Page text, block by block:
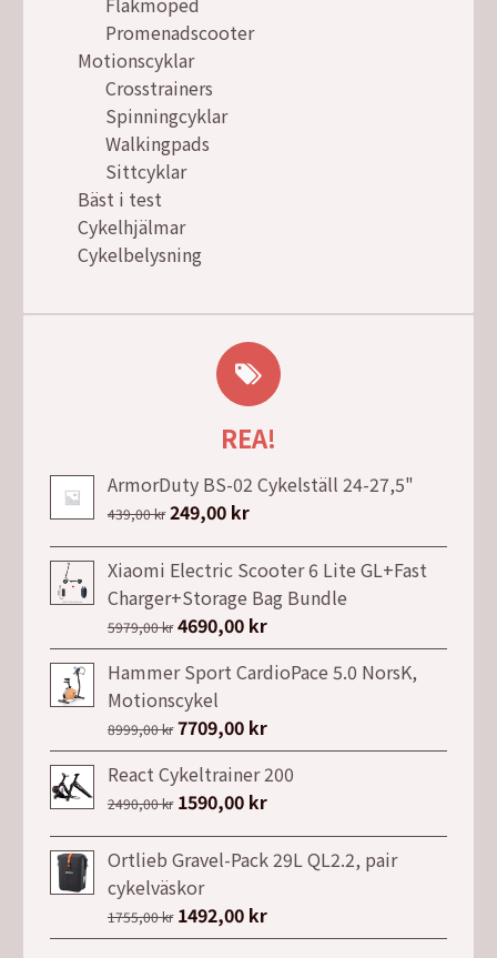
Promenadscooter
Motionscyklar
Crosstrainers
Spinningcyklar
Walkingpads
Sittcyklar
Bäst i test
Cykelhjälmar
Cykelbelysning
REA!
ArmorDuty BS-02 Cykelställ 24-27,5"
439,00kr Det
ursprungliga
priset
var:
439,00 kr.
249,00 krDet
nuvarande
priset
är:
249,00 kr.
Xiaomi Electric Scooter 6 Lite GL+Fast
Charger+Storage Bag Bundle
5979,00kr Det
ursprungliga
priset
var:
5979,00 kr.
4690,00 krDet
nuvarande
priset
4690,00 kr.
Hammer Sport CardioPace 5.0 NorsK,
Motionscykel
8999,00kr Det
ursprungliga
priset
var:
8999,00 kr.
7709,00 krDet
nuvarande
priset
är:
7709,00 kr.
React Cykeltrainer 200
2490,00kr Det
ursprungliga
priset
var:
2490,00 kr.
1590,00 krDet
nuvarande
priset
1590,00 kr.
Ortlieb Gravel-Pack 29L QL2.2, pair
cykelväskor
1755,00kr Det
ursprungliga
1492,00 krDet
nuvarande